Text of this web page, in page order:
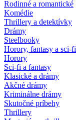
Rodinné a romantické
Komédie
Thrillery a detektívky
Drámy
Steelbooky
Horory, fantasy a sci-fi
Horory
Sci-fi a fantasy
Klasické a drámy
Akčné drámy
Kriminálne drámy
Skutočné príbehy
Thrillery